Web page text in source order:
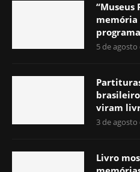
“Museus
memória
5 de agosto
viram
3 de agosto
Livro